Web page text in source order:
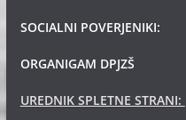
SOCIALNI POVERJENIKI:
ORGANIGAM DPJZŠ
UREDNIK SPLETNE STRANI: